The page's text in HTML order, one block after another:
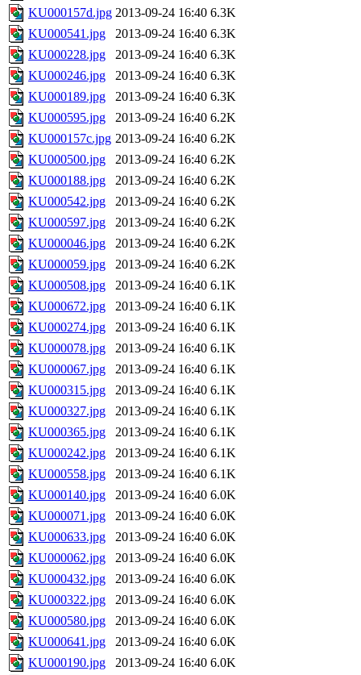
KU000157d.jpg 2013-09-24 16:40 6.3K
KU000541.jpg
2013-09-24 16:40 6.3K
KU000228.jpg
2013-09-24 16:40 6.3K
KU000246.jpg
2013-09-24 16:40 6.3K
KU000189.jpg
2013-09-24 16:40 6.3K
KU000595.jpg
2013-09-24 16:40 6.2K
KU000157c.jpg 2013-09-24 16:40 6.2K
KU000500.jpg
2013-09-24 16:40 6.2K
KU000188.jpg
2013-09-24 16:40 6.2K
KU000542.jpg
2013-09-24 16:40 6.2K
KU000597.jpg
2013-09-24 16:40 6.2K
KU000046.jpg
2013-09-24 16:40 6.2K
KU000059.jpg
2013-09-24 16:40 6.2K
KU000508.jpg
2013-09-24 16:40 6.1K
KU000672.jpg
2013-09-24 16:40 6.1K
KU000274.jpg
2013-09-24 16:40 6.1K
KU000078.jpg
2013-09-24 16:40 6.1K
KU000067.jpg
2013-09-24 16:40 6.1K
KU000315.jpg
2013-09-24 16:40 6.1K
KU000327.jpg
2013-09-24 16:40 6.1K
KU000365.jpg
2013-09-24 16:40 6.1K
KU000242.jpg
2013-09-24 16:40 6.1K
KU000558.jpg
2013-09-24 16:40 6.1K
KU000140.jpg
2013-09-24 16:40 6.0K
KU000071.jpg
2013-09-24 16:40 6.0K
KU000633.jpg
2013-09-24 16:40 6.0K
KU000062.jpg
2013-09-24 16:40 6.0K
KU000432.jpg
2013-09-24 16:40 6.0K
KU000322.jpg
2013-09-24 16:40 6.0K
KU000580.jpg
2013-09-24 16:40 6.0K
KU000641.jpg
2013-09-24 16:40 6.0K
KU000190.jpg
2013-09-24 16:40 6.0K